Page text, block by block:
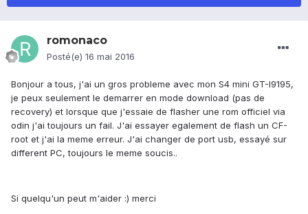
romonaco
Posté(e) 16 mai 2016
Bonjour a tous, j'ai un gros probleme avec mon S4 mini GT-I9195,
je peux seulement le demarrer en mode download (pas de
recovery) et lorsque que j'essaie de flasher une rom officiel via
odin j'ai toujours un fail. J'ai essayer egalement de flash un CF-
root et j'ai la meme erreur. J'ai changer de port usb, essayé sur
different PC, toujours le meme soucis..
Si quelqu'un peut m'aider :) merci